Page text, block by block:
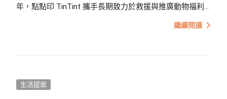
年，點點印 TinTint 攜手長期致力於救援與推廣動物福利
的 Taiwan SPCA 台灣防止虐待動物協會，推出這款極具意
繼續閱讀
生活提案